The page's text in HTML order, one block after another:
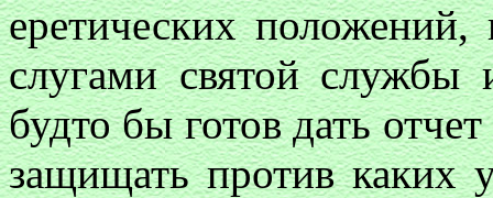
еретических положений,
слугами святой
будто бы готов дать
защищать против каких